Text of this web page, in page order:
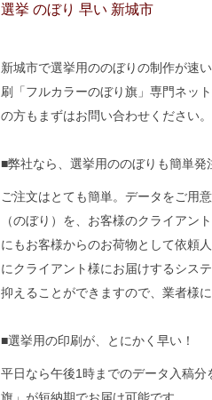
選挙 のぼり 早い 新城市
新城市で選挙用ののぼりの制作が速
刷「フルカラーのぼり旗」専門ネッ
の方もまずはお問い合わせください。
■弊社なら、選挙用ののぼりも簡単発
ご注文はとても簡単。データをご用
（のぼり）を、お客様のクライアン
にもお客様からのお荷物として依頼
にクライアント様にお届けするシス
抑えることができますので、業者様
■選挙用の印刷が、とにかく早い！
平日なら午後1時までのデータ入稿